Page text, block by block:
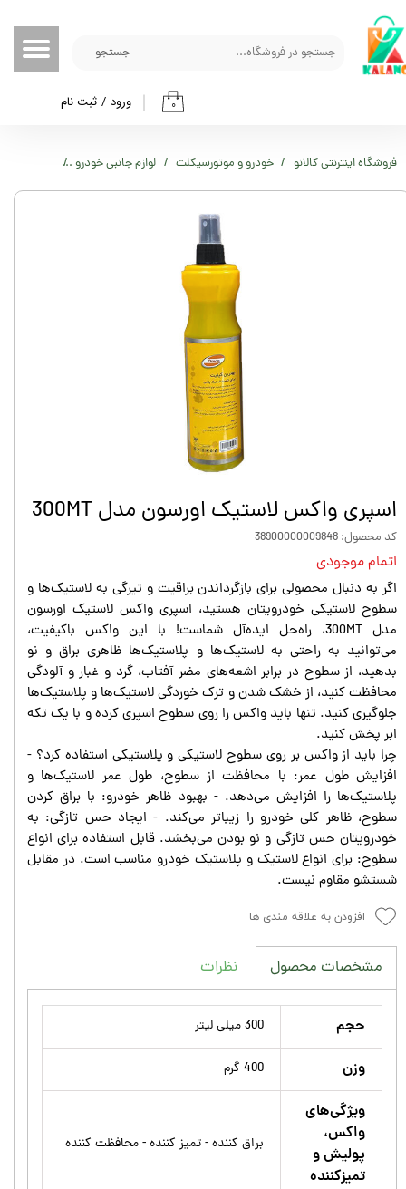
جستجو
۰ ورود / ثبت نام
حساب کاربری من
تغییر گذر واژه
خروج از حساب کاربری
فروشگاه اینترنتی کالانو خودرو و موتورسیکلت لوازم جانبی خودرو
اسپری واکس لاستیک اورسون مدل 300MT
کد محصول: 38900000009848
اتمام موجودی
اگر به دنبال محصولی برای بازگرداندن براقیت و تیرگی به لاستیک‌ها و
سطوح لاستیکی خودرویتان هستید، اسپری واکس لاستیک اورسون
مدل 300MT، راه‌حل ایده‌آل شماست! با این واکس باکیفیت،
می‌توانید به راحتی به لاستیک‌ها و پلاستیک‌ها ظاهری براق و نو
بدهید، از سطوح در برابر اشعه‌های مضر آفتاب، گرد و غبار و آلودگی
محافظت کنید، از خشک شدن و ترک خوردگی لاستیک‌ها و پلاستیک‌ها
جلوگیری کنید. تنها باید واکس را روی سطوح اسپری کرده و با یک تکه
ابر پخش کنید.
چرا باید از واکس بر روی سطوح لاستیکی و پلاستیکی استفاده کرد؟ -
افزایش طول عمر: با محافظت از سطوح، طول عمر لاستیک‌ها و
پلاستیک‌ها را افزایش می‌دهد. - بهبود ظاهر خودرو: با براق کردن
سطوح، ظاهر کلی خودرو را زیباتر می‌کند. - ایجاد حس تازگی: به
خودرویتان حس تازگی و نو بودن می‌بخشد. قابل استفاده برای انواع
سطوح: برای انواع لاستیک و پلاستیک خودرو مناسب است. در مقابل
شستشو مقاوم نیست.
افزودن به علاقه مندی ها
مشخصات محصول نظرات
حجم 300 میلی لیتر
وزن 400 گرم
ویژگی‌های
واکس،
پولیش و
تمیزکننده
براق کننده - تمیز کننده - محافظت کننده